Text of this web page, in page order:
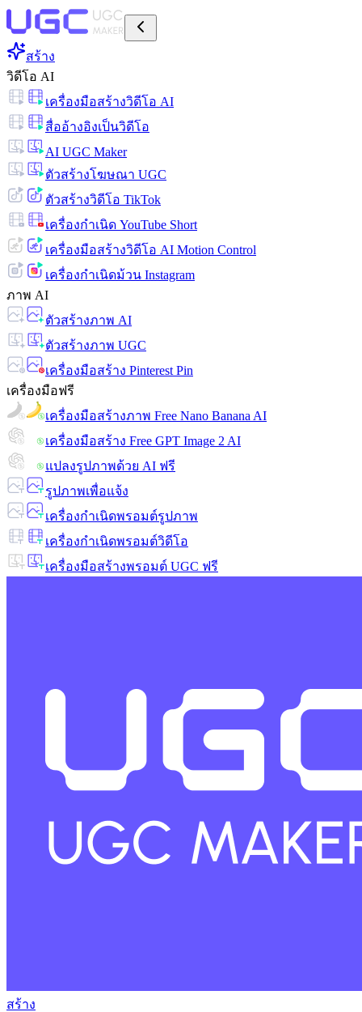
สร้าง
วิดีโอ AI
เครื่องมือสร้างวิดีโอ AI
สื่ออ้างอิงเป็นวิดีโอ
AI UGC Maker
ตัวสร้างโฆษณา UGC
ตัวสร้างวิดีโอ TikTok
เครื่องกำเนิด YouTube Short
เครื่องมือสร้างวิดีโอ AI Motion Control
เครื่องกำเนิดม้วน Instagram
ภาพ AI
ตัวสร้างภาพ AI
ตัวสร้างภาพ UGC
เครื่องมือสร้าง Pinterest Pin
เครื่องมือฟรี
เครื่องมือสร้างภาพ Free Nano Banana AI
เครื่องมือสร้าง Free GPT Image 2 AI
แปลงรูปภาพด้วย AI ฟรี
รูปภาพเพื่อแจ้ง
เครื่องกำเนิดพรอมต์รูปภาพ
เครื่องกำเนิดพรอมต์วิดีโอ
เครื่องมือสร้างพรอมต์ UGC ฟรี
สร้าง